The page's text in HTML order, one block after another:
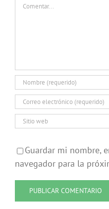
Guardar mi nombre,
navegador para la